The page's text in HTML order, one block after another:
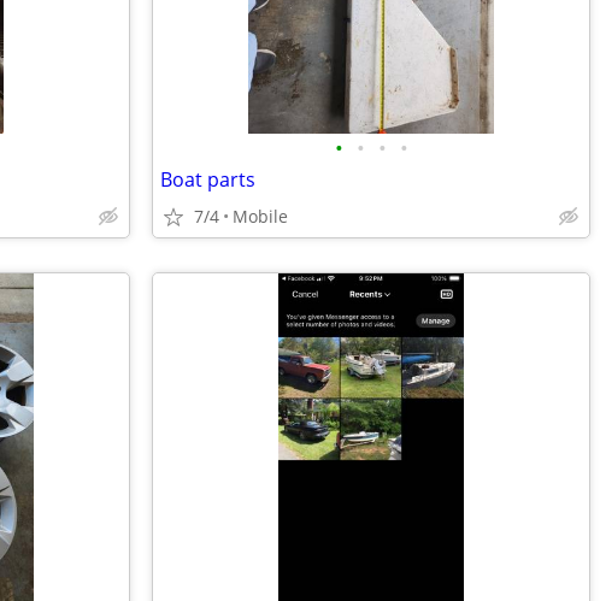
• • • •
Boat parts
7/4 Mobile